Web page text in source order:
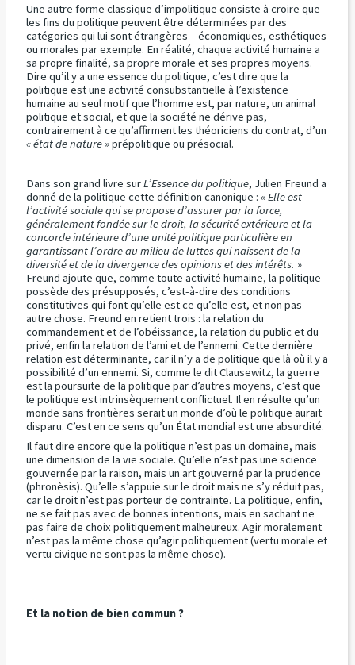
Une autre forme classique d’impolitique consiste à croire que
les fins du politique peuvent être déterminées par des
catégories qui lui sont étrangères – économiques, esthétiques
ou morales par exemple. En réalité, chaque activité humaine a
sa propre finalité, sa propre morale et ses propres moyens.
Dire qu’il y a une essence du politique, c’est dire que la
politique est une activité consubstantielle à l’existence
humaine au seul motif que l’homme est, par nature, un animal
politique et social, et que la société ne dérive pas,
contrairement à ce qu’affirment les théoriciens du contrat, d’un
« état de nature »prépolitique ou présocial.
Dans son grand livre surL’Essence du politique, Julien Freund a
donné de la politique cette définition canonique : « Elle est
l’activité sociale qui se propose d’assurer par la force,
généralement fondée sur le droit, la sécurité extérieure et la
concorde intérieure d’une unité politique particulière en
garantissant l’ordre au milieu de luttes qui naissent de la
diversité et de la divergence des opinions et des intérêts. »
Freund ajoute que, comme toute activité humaine, la politique
possède des présupposés, c’est-à-dire des conditions
constitutives qui font qu’elle est ce qu’elle est, et non pas
autre chose. Freund en retient trois : la relation du
commandement et de l’obéissance, la relation du public et du
privé, enfin la relation de l’ami et de l’ennemi. Cette dernière
relation est déterminante, car il n’y a de politique que là où il y a
possibilité d’un ennemi. Si, comme le dit Clausewitz, la guerre
est la poursuite de la politique par d’autres moyens, c’est que
le politique est intrinsèquement conflictuel. Il en résulte qu’un
monde sans frontières serait un monde d’où le politique aurait
disparu. C’est en ce sens qu’un État mondial est une absurdité.
Il faut dire encore que la politique n’est pas un domaine, mais
une dimension de la vie sociale. Qu’elle n’est pas une science
gouvernée par la raison, mais un art gouverné par la prudence
(phronèsis). Qu’elle s’appuie sur le droit mais ne s’y réduit pas,
car le droit n’est pas porteur de contrainte. La politique, enfin,
ne se fait pas avec de bonnes intentions, mais en sachant ne
pas faire de choix politiquement malheureux. Agir moralement
n’est pas la même chose qu’agir politiquement (vertu morale et
vertu civique ne sont pas la même chose).
Et la notion de bien commun ?